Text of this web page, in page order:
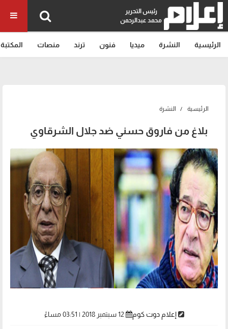
رئيس التحرير
محمد عبدالرحمن
الرئيسية النشرة ميديا فنون ترند منصات المكتبة
الرئيسية النشرة
بلاغ من فاروق حسني ضد جلال الشرقاوي
إعلام دوت كوم